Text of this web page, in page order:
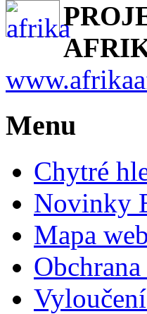
Menu
Chytré
Novinky
Mapa